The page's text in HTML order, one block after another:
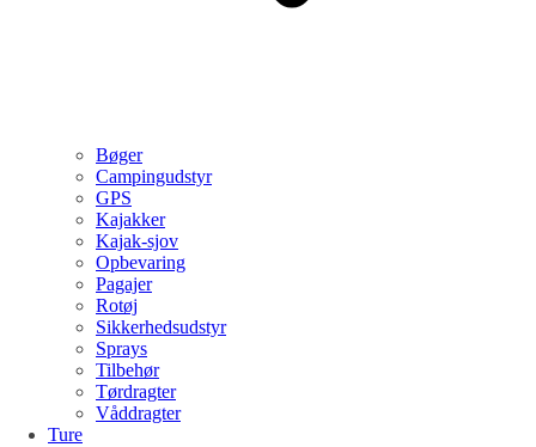
Bøger
Campingudstyr
GPS
Kajakker
Kajak-sjov
Opbevaring
Pagajer
Rotøj
Sikkerhedsudstyr
Sprays
Tilbehør
Tørdragter
Våddragter
Ture